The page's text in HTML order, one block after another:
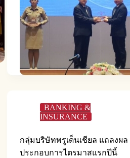
BANKING &
INSURANCE
กลุ่มบริษัทพรูเด็นเชียล แถลงผล
ประกอบการไตรมาสแรกปีนี้